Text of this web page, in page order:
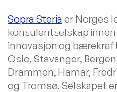
Sopra Steria er Norges
konsulentselskap
innovasjon og
Oslo, Stavanger,
Drammen, Hamar,
og Tromsø. Selskapet